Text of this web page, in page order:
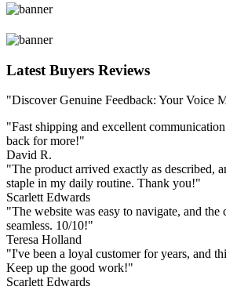
Latest Buyers Reviews
"Discover Genuine Feedback: Your Voice
"Fast shipping and excellent
back for more!"
David R.
"The product arrived exactly as described,
staple in my daily routine. Thank you!"
Scarlett Edwards
"The website was easy to navigate, and the
seamless. 10/10!"
Teresa Holland
"I've been a loyal customer for years, and
Keep up the good work!"
Scarlett Edwards